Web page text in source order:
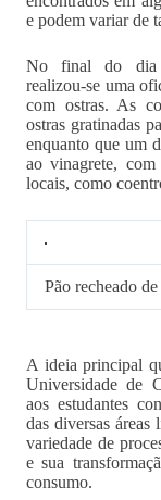
e podem variar de
No final do dia
realizou-se uma
com ostras. As
ostras gratinadas
enquanto que um
ao vinagrete, com
locais, como
Pão recheado
A ideia principal
Universidade de
aos estudantes
das diversas áreas
variedade de
e sua
consumo.